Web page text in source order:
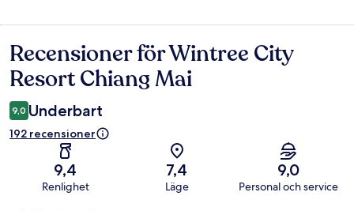
Recensioner
Recensioner för Wintree City
Resort Chiang Mai
9,0 Underbart
192 recensioner
9,4
Renlighet
7,4
Läge
9,0
Personal och service